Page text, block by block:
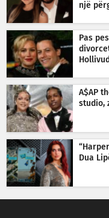
një
Pas
A$AP
studio,
Dua